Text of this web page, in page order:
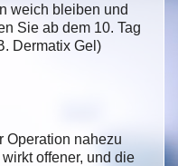
weich bleiben und
Sie ab dem 10. Tag
Dermatix Gel)
Operation nahezu
offener, und die